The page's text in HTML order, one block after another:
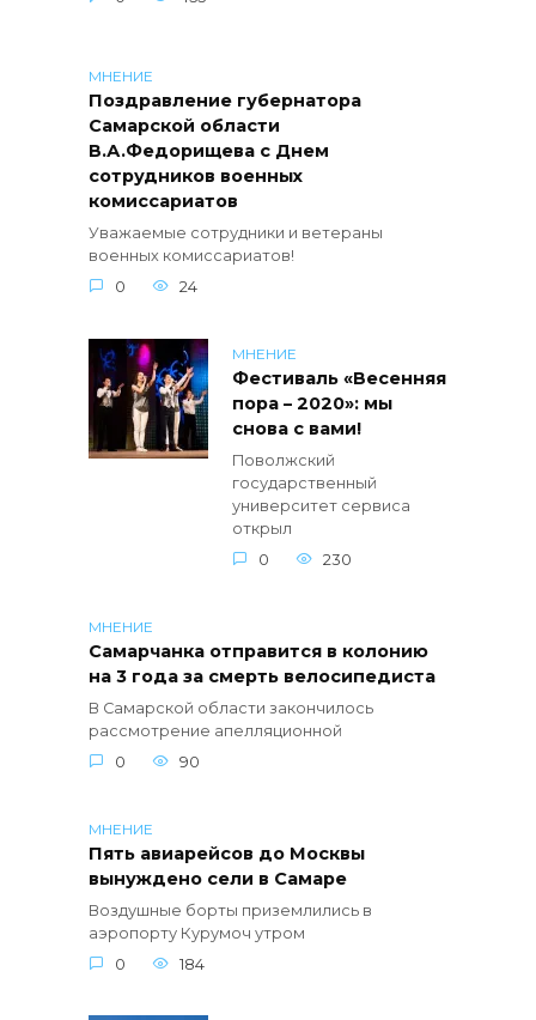
МНЕНИЕ
Поздравление губернатора
Самарской области
В.А.Федорищева с Днем
сотрудников военных
комиссариатов
Уважаемые сотрудники и ветераны
военных комиссариатов!
0
24
МНЕНИЕ
Фестиваль «Весенняя
пора – 2020»: мы
снова с вами!
Поволжский
государственный
университет сервиса
открыл
0
230
МНЕНИЕ
Самарчанка отправится в колонию
на 3 года за смерть велосипедиста
В Самарской области закончилось
рассмотрение апелляционной
0
90
МНЕНИЕ
Пять авиарейсов до Москвы
вынуждено сели в Самаре
Воздушные борты приземлились в
аэропорту Курумоч утром
0
184